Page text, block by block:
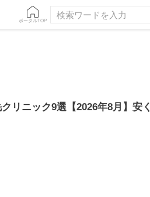
ポータルTOP
リニック9選【2026年8月】安